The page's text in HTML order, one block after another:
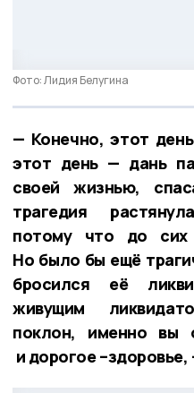
Фото: Лидия Белугина
— Конечно, этот
этот день — дань
своей жизнью,
трагедия
потому что до
Но было бы ещё
бросился её
живущим
поклон, именно вы
и дорогое